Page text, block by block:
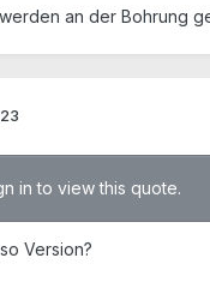
an der Bohrung
in to view this quote.
Version?